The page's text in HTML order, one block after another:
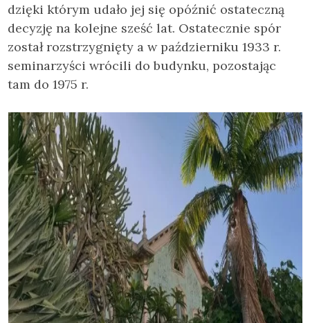
dzięki którym udało jej się opóźnić ostateczną
decyzję na kolejne sześć lat. Ostatecznie spór
został rozstrzygnięty a w październiku 1933 r.
seminarzyści wrócili do budynku, pozostając
tam do 1975 r.